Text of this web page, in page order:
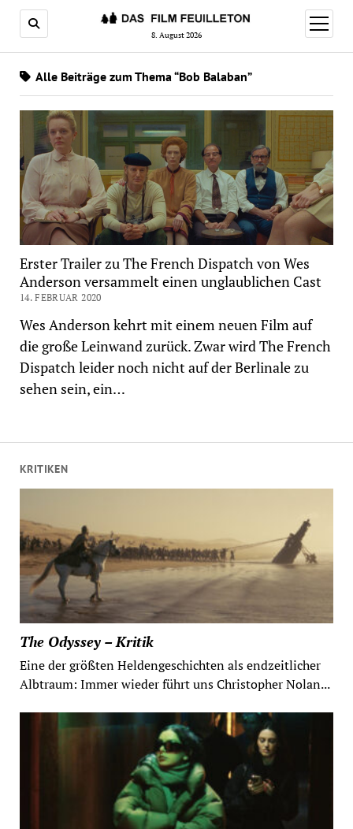
8. August 2026
Menü
öffnen
KRITIKEN
The Odyssey – Kritik
Eine der größten Heldengeschichten als endzeitlicher
Albtraum: Immer wieder führt uns Christopher Nolan...
Alle Beiträge zum Thema “Bob Balaban”
Erster Trailer zu The French Dispatch von Wes
Anderson versammelt einen unglaublichen Cast
14. FEBRUAR 2020
Wes Anderson kehrt mit einem neuen Film auf
die große Leinwand zurück. Zwar wird The French
Dispatch leider noch nicht auf der Berlinale zu
sehen sein, ein…